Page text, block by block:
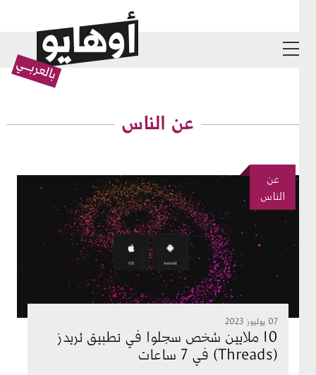
عن الناس
عن
الناس
الصورة
07 يوليوز 2023
10 ملايين شخص سجلوا في تطبيق ثريدز